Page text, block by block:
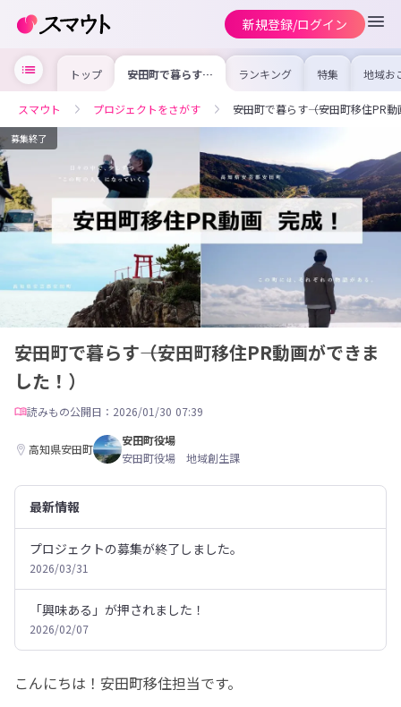
新規登録/ログイン
トップ ――安田町で暮らす
――（安田町移住PR
た！）
ランキング 特集 地域お
の求
を集め
事内容
を比較
スマウト プロジェクトをさがす ――安田町で暮らす――（安田町移住PR
募集終了
――安田町で暮らす――（安田町移住PR動画ができま
した！）
読みもの公開日：2026/01/30 07:39
高知県安田町
安田町役場
安田町役場 地域創生課
最新情報
プロジェクトの募集が終了しました。
2026/03/31
「興味ある」が押されました！
2026/02/07
こんにちは！安田町移住担当です。